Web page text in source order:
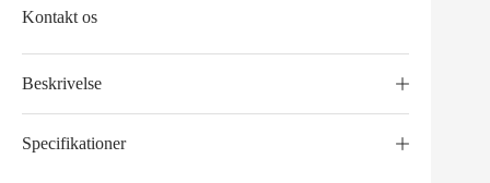
Kontakt os
Beskrivelse
Specifikationer